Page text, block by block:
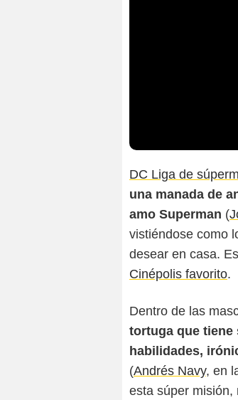
DC Liga de
una manada de
amo Superman (
vistiéndose como
desear en casa.
Cinépolis favorito.
Dentro de las
tortuga que tiene
habilidades,
(Andrés Navy, en
esta súper misión,